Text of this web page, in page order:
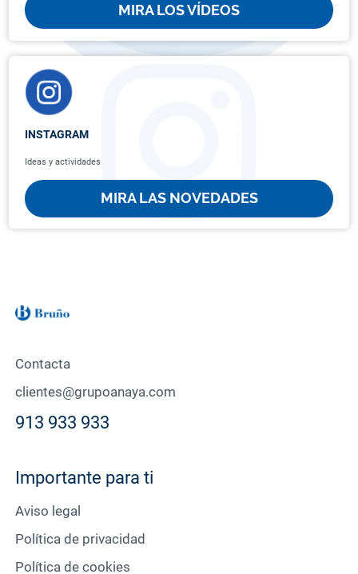
MIRA LOS VÍDEOS
INSTAGRAM
Ideas y actividades
MIRA LAS NOVEDADES
Contacta
clientes@grupoanaya.com
913 933 933
Importante para ti
Aviso legal
Política de privacidad
Política de cookies